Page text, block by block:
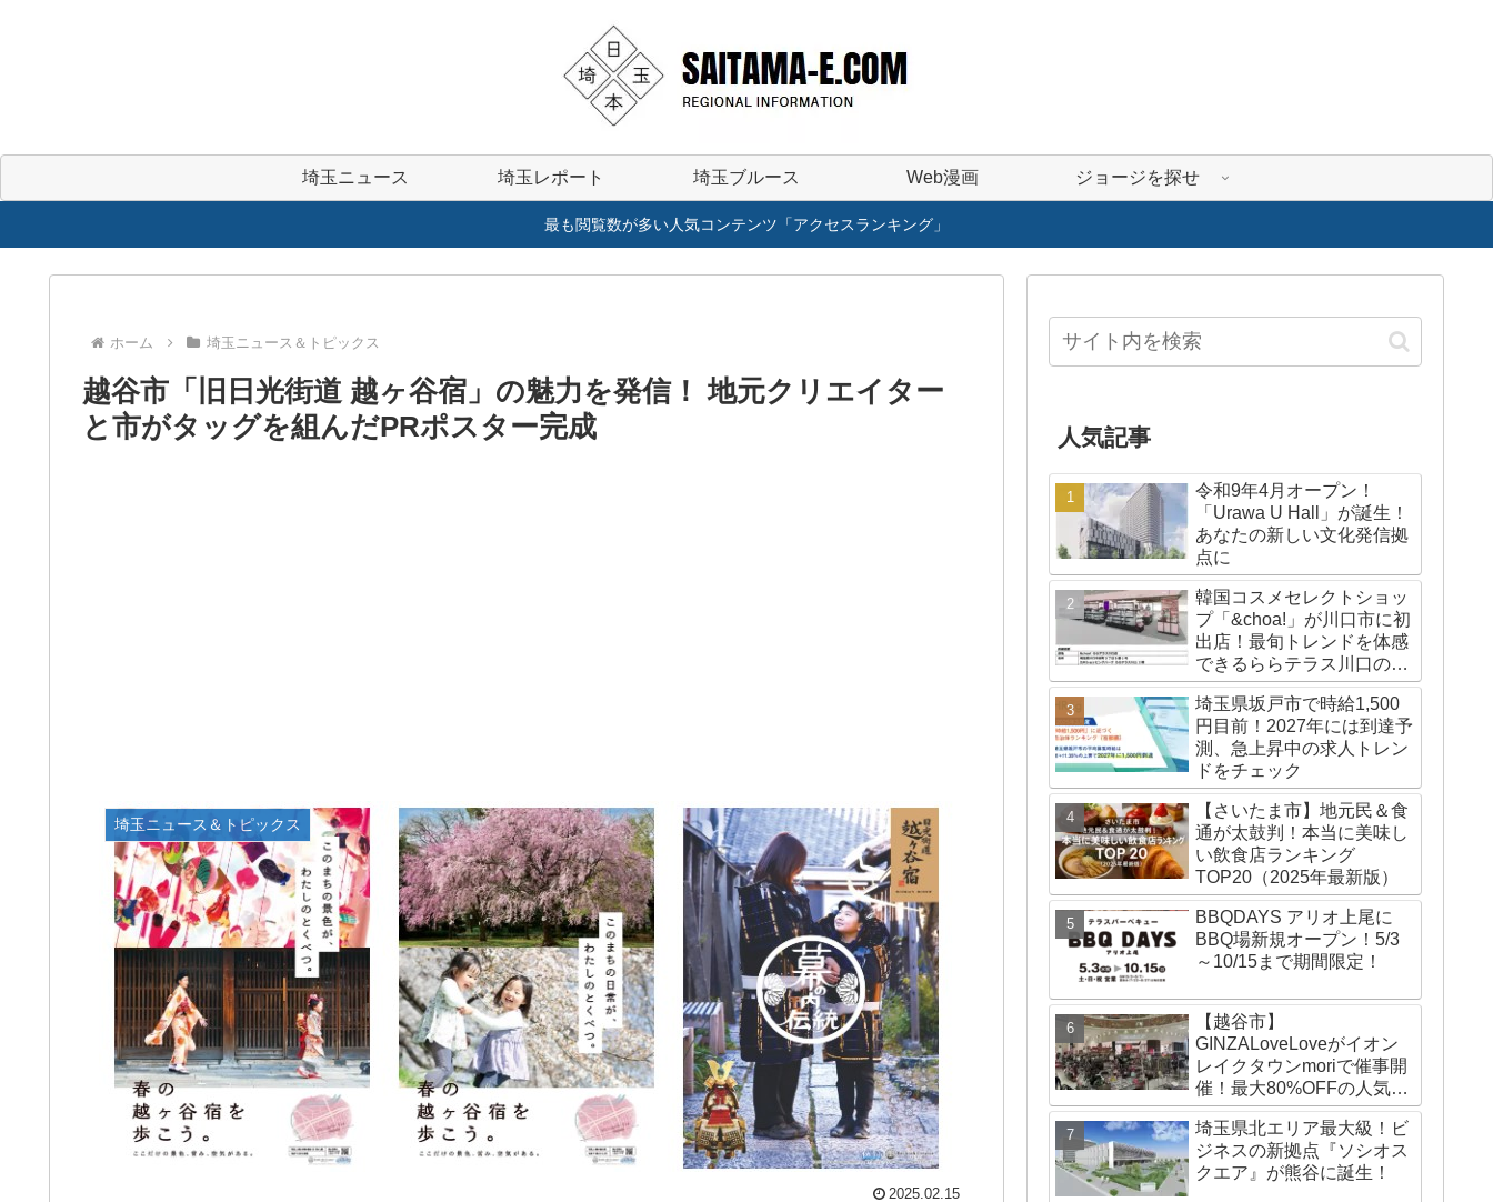
埼玉ニュース 埼玉レポート 埼玉ブルース Web漫画 ジョージを探せ
最も閲覧数が多い人気コンテンツ「アクセスランキング」
ホーム 埼玉ニュース＆トピックス
越谷市「旧日光街道 越ヶ谷宿」の魅力を発信！ 地元クリエイター
と市がタッグを組んだPRポスター完成
埼玉ニュース＆トピックス
2025.02.15
人気記事
令和9年4月オープン！
「Urawa U Hall」が誕生！
あなたの新しい文化発信拠
点に
韓国コスメセレクトショッ
プ「&choa!」が川口市に初
出店！最旬トレンドを体感
できるららテラス川口の注
目スポット
埼玉県坂戸市で時給1,500
円目前！2027年には到達予
測、急上昇中の求人トレン
ドをチェック
【さいたま市】地元民＆食
通が太鼓判！本当に美味し
い飲食店ランキング
TOP20（2025年最新版）
BBQDAYS アリオ上尾に
BBQ場新規オープン！5/3
～10/15まで期間限定！
【越谷市】
GINZALoveLoveがイオン
レイクタウンmoriで催事開
催！最大80%OFFの人気ブ
ランドが勢ぞろい！
埼玉県北エリア最大級！ビ
ジネスの新拠点『ソシオス
クエア』が熊谷に誕生！